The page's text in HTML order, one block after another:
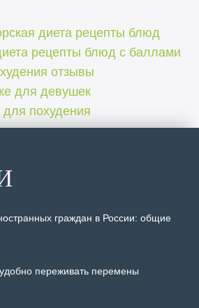
диета рецепты блюд
рецепты блюд с баллами
отзывы
для девушек
похудения
граждан в России: общие
переживать перемены